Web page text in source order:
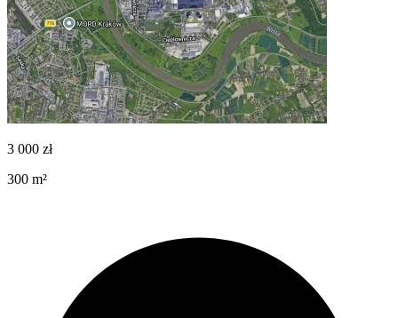
3 000 zł
300 m²